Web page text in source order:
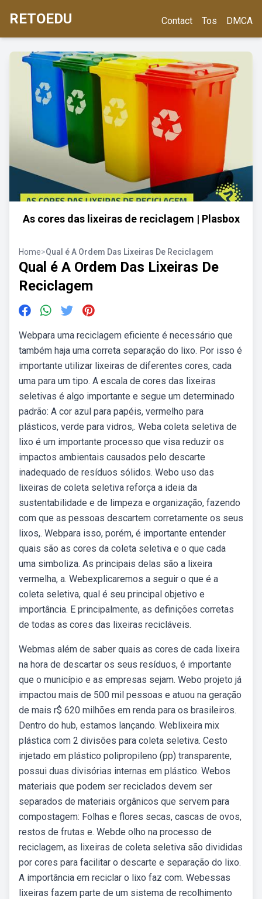
RETOEDU Contact Tos DMCA
As cores das lixeiras de reciclagem | Plasbox
Home>Qual é A Ordem Das Lixeiras De Reciclagem
Qual é A Ordem Das Lixeiras De
Reciclagem
Webpara uma reciclagem eficiente é necessário que
também haja uma correta separação do lixo. Por isso é
importante utilizar lixeiras de diferentes cores, cada
uma para um tipo. A escala de cores das lixeiras
seletivas é algo importante e segue um determinado
padrão: A cor azul para papéis, vermelho para
plásticos, verde para vidros,. Weba coleta seletiva de
lixo é um importante processo que visa reduzir os
impactos ambientais causados pelo descarte
inadequado de resíduos sólidos. Webo uso das
lixeiras de coleta seletiva reforça a ideia da
sustentabilidade e de limpeza e organização, fazendo
com que as pessoas descartem corretamente os seus
lixos,. Webpara isso, porém, é importante entender
quais são as cores da coleta seletiva e o que cada
uma simboliza. As principais delas são a lixeira
vermelha, a. Webexplicaremos a seguir o que é a
coleta seletiva, qual é seu principal objetivo e
importância. E principalmente, as definições corretas
de todas as cores das lixeiras recicláveis.
Webmas além de saber quais as cores de cada lixeira
na hora de descartar os seus resíduos, é importante
que o município e as empresas sejam. Webo projeto já
impactou mais de 500 mil pessoas e atuou na geração
de mais r$ 620 milhões em renda para os brasileiros.
Dentro do hub, estamos lançando. Weblixeira mix
plástica com 2 divisões para coleta seletiva. Cesto
injetado em plástico polipropileno (pp) transparente,
possui duas divisórias internas em plástico. Webos
materiais que podem ser reciclados devem ser
separados de materiais orgânicos que servem para
compostagem: Folhas e flores secas, cascas de ovos,
restos de frutas e. Webde olho na processo de
reciclagem, as lixeiras de coleta seletiva são divididas
por cores para facilitar o descarte e separação do lixo.
A importância em reciclar o lixo faz com. Webessas
lixeiras fazem parte de um sistema de recolhimento